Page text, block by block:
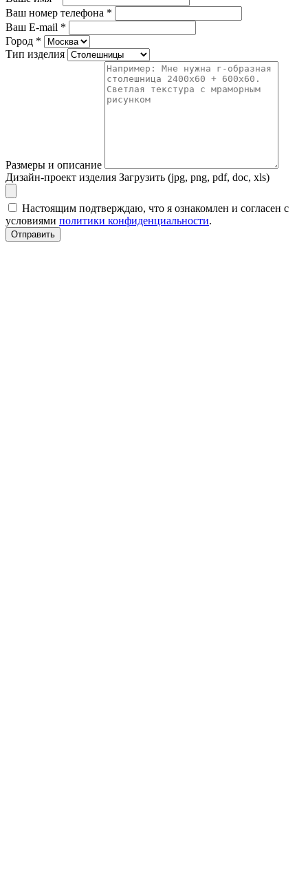
Ваш номер телефона *
Ваш E-mail *
Город *
Тип изделия
Размеры и описание
Дизайн-проект изделия Загрузить (jpg, png, pdf, doc, xls)
Настоящим подтверждаю, что я ознакомлен и согласен с
условиями политики конфиденциальности.
Отправить